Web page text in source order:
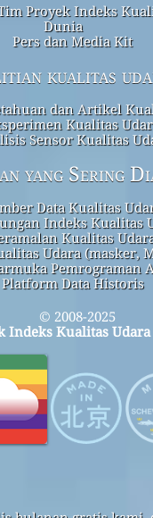
Proyek Indeks
Dunia
Pers dan Media Kit
kualitas
dan Artikel
Kualitas
Sensor Kualitas
yang Sering
Data Kualitas
Indeks Kualitas
Kualitas
Udara (masker,
Pemrograman
Platform Data Historis
© 2008-2025
Indeks Kualitas